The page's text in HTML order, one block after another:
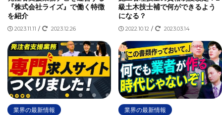
『株式会社ライズ』で働く特徴
を紹介
2023.11.11 / 2023.12.26
級土木技士補で何ができるよう
になる？
2022.10.12 / 2023.03.14
業界の最新情報 業界の最新情報